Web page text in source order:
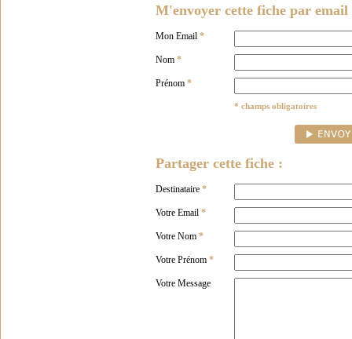
M'envoyer cette fiche par email
Mon Email *
Nom *
Prénom *
* champs obligatoires
Partager cette fiche :
Destinataire *
Votre Email *
Votre Nom *
Votre Prénom *
Votre Message